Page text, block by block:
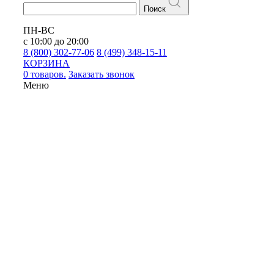
Поиск
ПН-ВС
с 10:00 до 20:00
8 (800) 302-77-06 8 (499) 348-15-11
КОРЗИНА
0 товаров. Заказать звонок
Меню